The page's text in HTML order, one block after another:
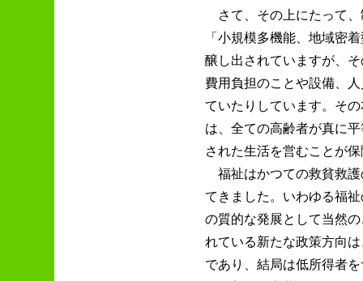
さて、その上にたって、
「小規模多機能、地域密
醸し出されていますが、
費用負担のことや設備、
ていたりしています。そ
は、全ての高齢者が真に
された生活を営むことが
福祉はかつての救貧救護
てきました。いわゆる福
の質的な発展として当然
れている新たな政策方向
であり、結局は低所得者